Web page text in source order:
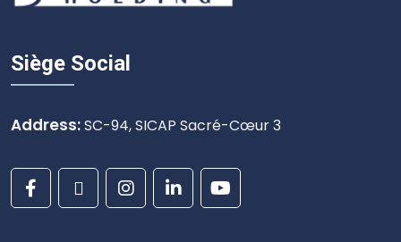
Siège Social
Address:SC-94, SICAP Sacré-Cœur 3